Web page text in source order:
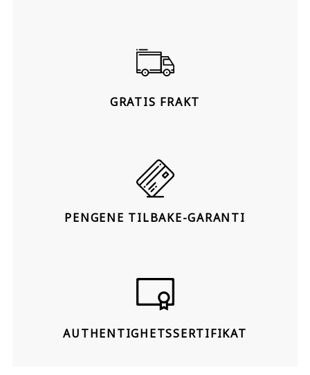
GRATIS FRAKT
PENGENE TILBAKE-GARANTI
AUTHENTIGHETSSERTIFIKAT